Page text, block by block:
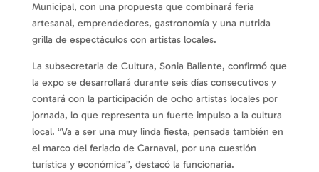
Municipal, con una propuesta que combinará feria
artesanal, emprendedores, gastronomía y una nutrida
grilla de espectáculos con artistas locales.
La subsecretaria de Cultura, Sonia Baliente, confirmó que
la expo se desarrollará durante seis días consecutivos y
contará con la participación de ocho artistas locales por
jornada, lo que representa un fuerte impulso a la cultura
local. “Va a ser una muy linda fiesta, pensada también en
el marco del feriado de Carnaval, por una cuestión
turística y económica”, destacó la funcionaria.